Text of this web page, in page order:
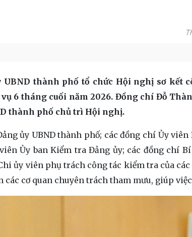
UBND thành phố tổ chức Hội nghị sơ kết
6 tháng cuối năm 2026. Đồng chí Đỗ
thành phố chủ trì Hội nghị.
ủy UBND thành phố; các đồng chí Ủy
Ủy ban Kiểm tra Đảng ủy; các đồng chí
ủy viên phụ trách công tác kiểm tra của các
cơ quan chuyên trách tham mưu, giúp